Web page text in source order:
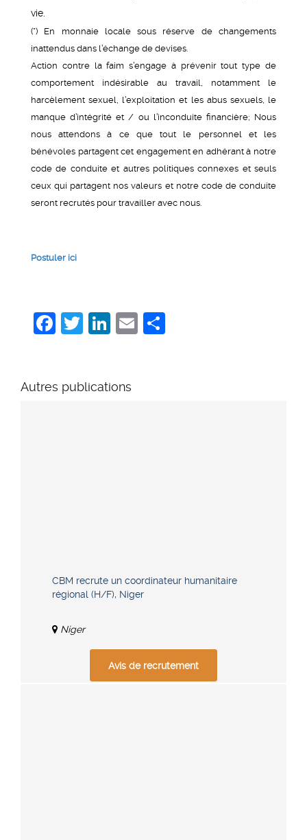
vie.
(*) En monnaie locale sous réserve de changements
inattendus dans l’échange de devises.
Action contre la faim s’engage à prévenir tout type de
comportement indésirable au travail, notamment le
harcèlement sexuel, l’exploitation et les abus sexuels, le
manque d’intégrité et / ou l’inconduite financière; Nous
nous attendons à ce que tout le personnel et les
bénévoles partagent cet engagement en adhérant à notre
code de conduite et autres politiques connexes et seuls
ceux qui partagent nos valeurs et notre code de conduite
seront recrutés pour travailler avec nous.
Postuler ici
Facebook
Twitter
LinkedIn
Email
Autres publications
CBM recrute un coordinateur humanitaire
régional (H/F), Niger
Niger
Avis de recrutement